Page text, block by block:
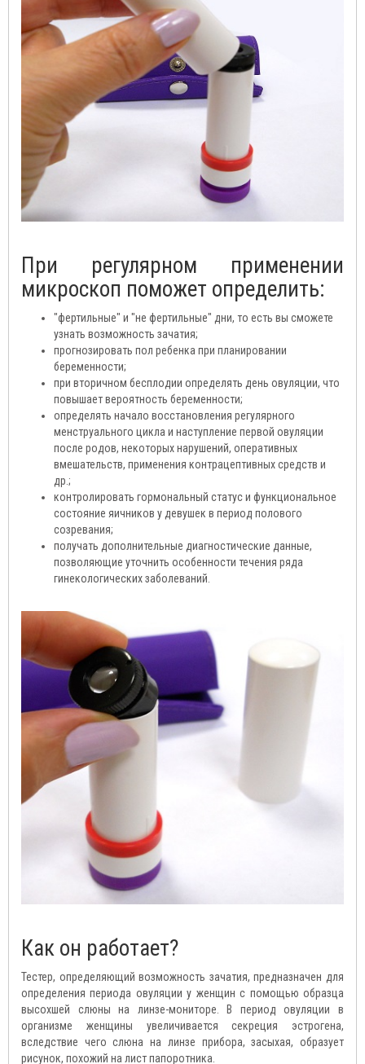
При регулярном применении
микроскоп поможет определить:
"фертильные" и "не фертильные" дни, то есть вы сможете
узнать возможность зачатия;
прогнозировать пол ребенка при планировании
беременности;
при вторичном бесплодии определять день овуляции, что
повышает вероятность беременности;
определять начало восстановления регулярного
менструального цикла и наступление первой овуляции
после родов, некоторых нарушений, оперативных
вмешательств, применения контрацептивных средств и
др.;
контролировать гормональный статус и функциональное
состояние яичников у девушек в период полового
созревания;
получать дополнительные диагностические данные,
позволяющие уточнить особенности течения ряда
гинекологических заболеваний.
Как он работает?
Тестер, определяющий возможность зачатия, предназначен для
определения периода овуляции у женщин с помощью образца
высохшей слюны на линзе-мониторе. В период овуляции в
организме женщины увеличивается секреция эстрогена,
вследствие чего слюна на линзе прибора, засыхая, образует
рисунок, похожий на лист папоротника.